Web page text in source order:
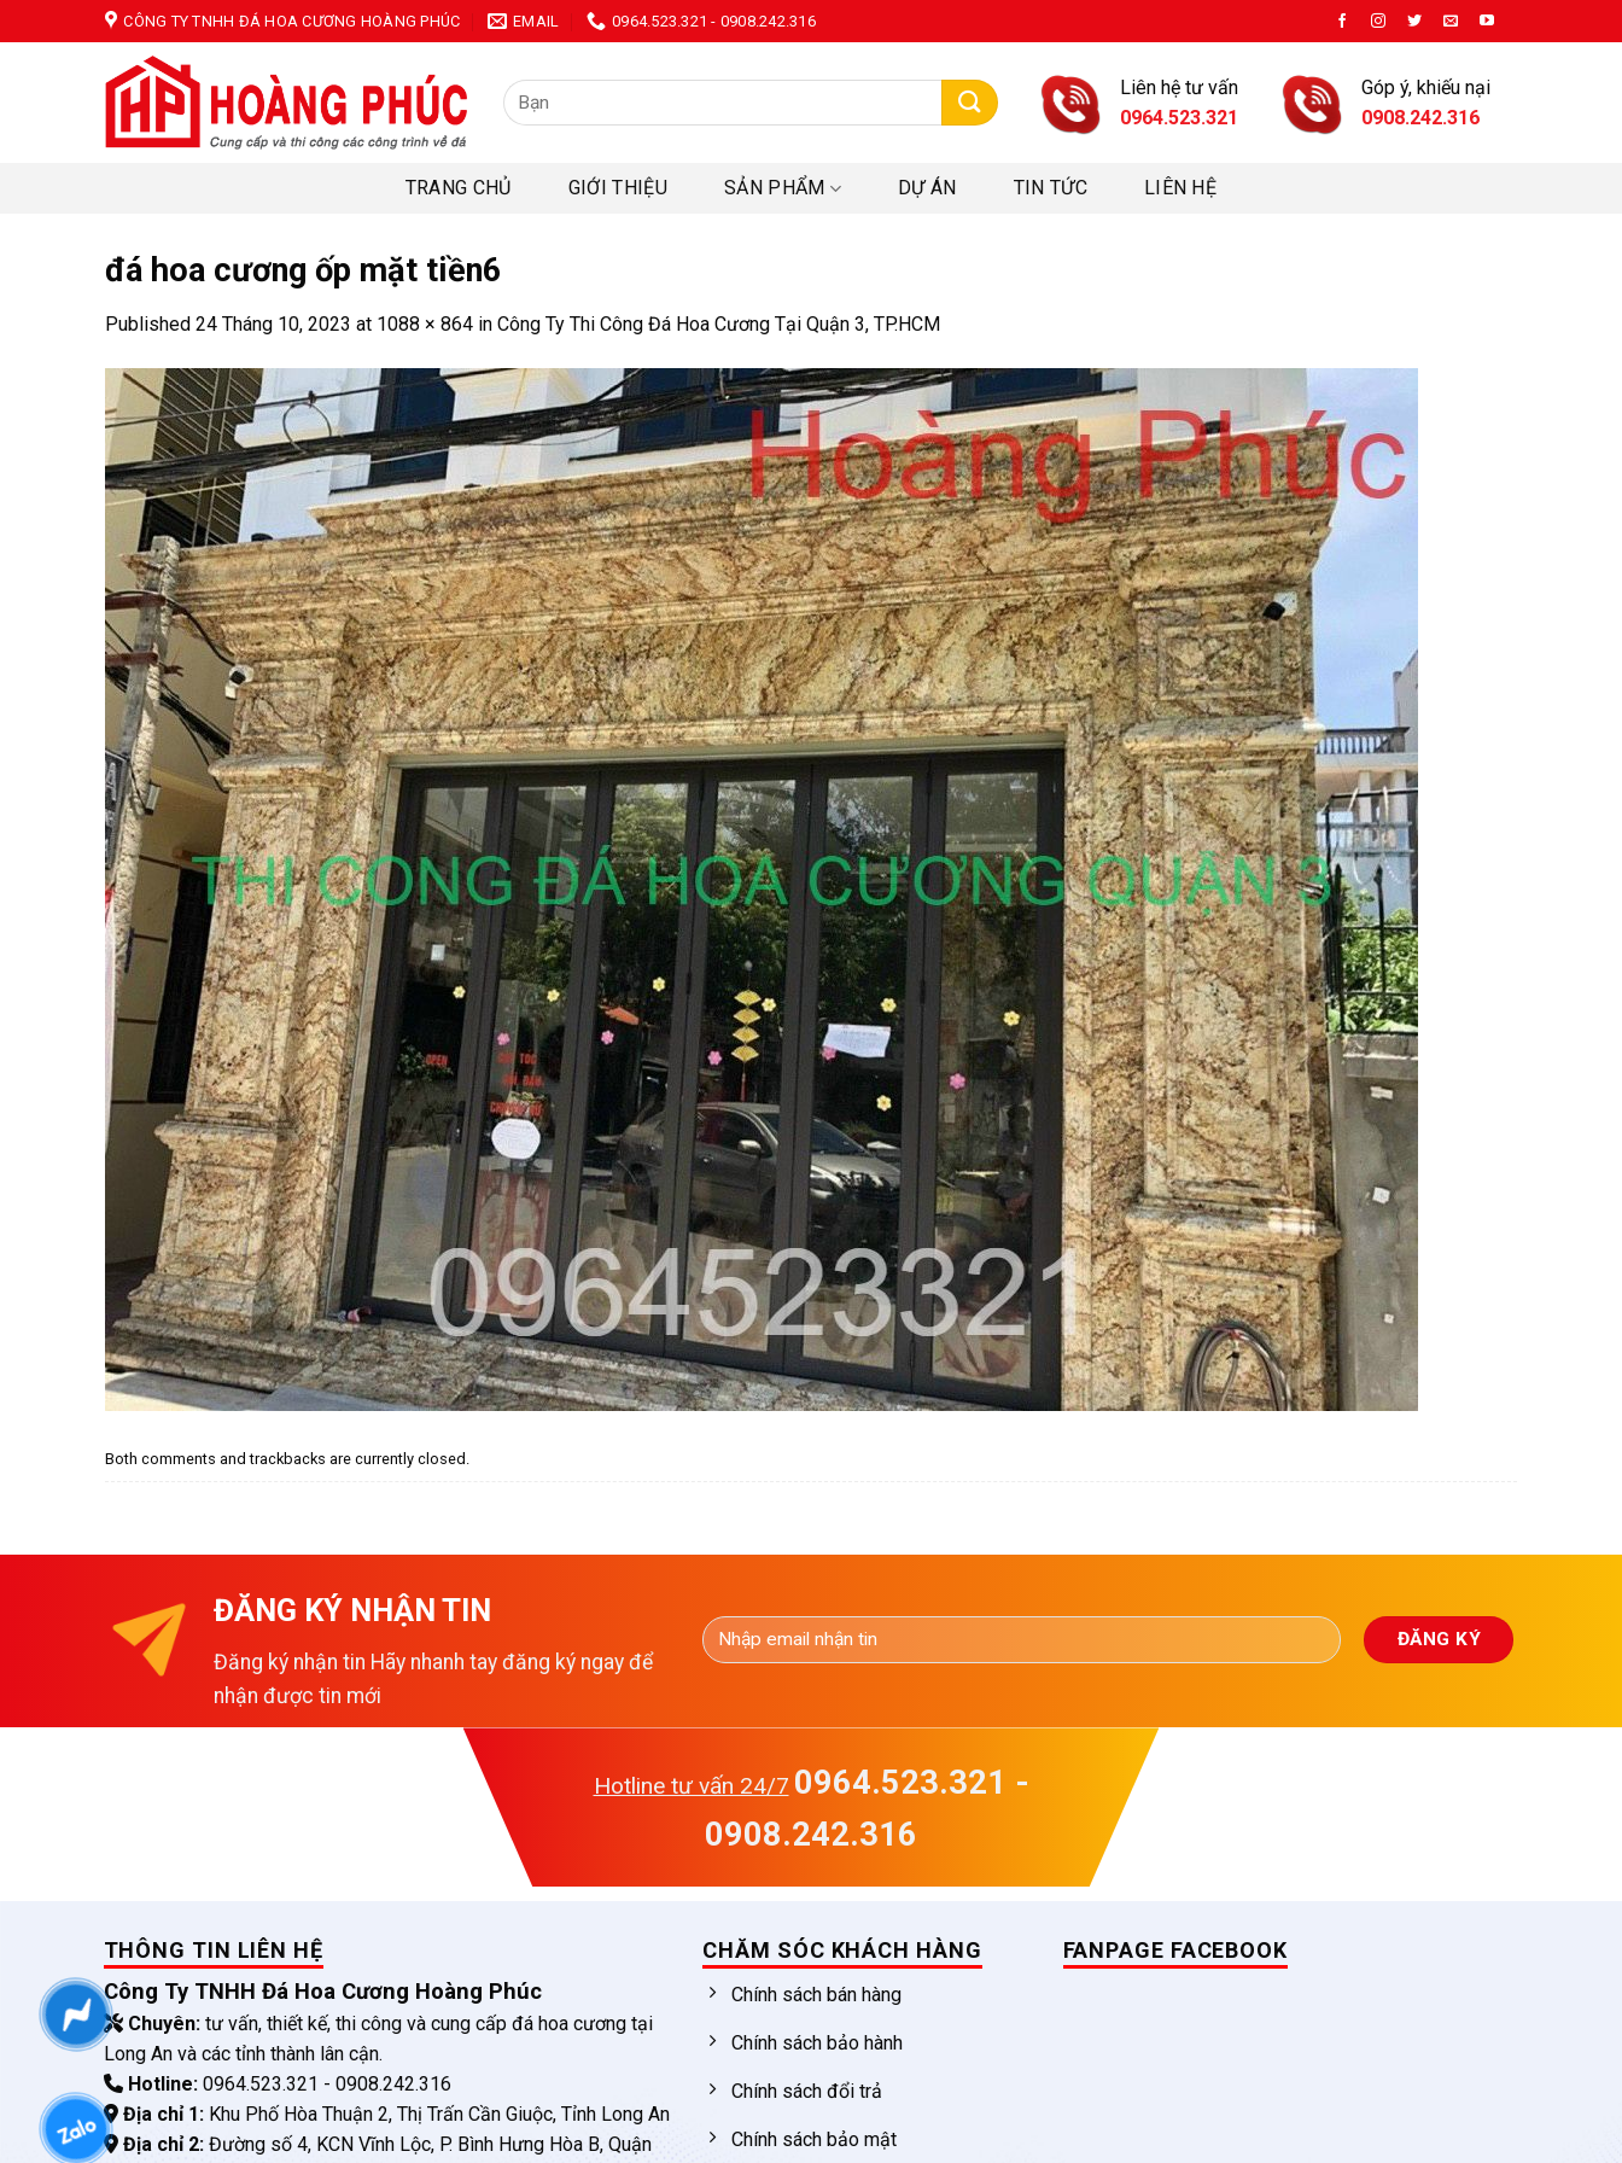
to
CÔNG TY TNHH ĐÁ HOA CƯƠNG HOÀNG PHÚC EMAIL 0964.523.321 - 0908.242.316
Tìm
kiếm:
Liên hệ tư vấn
0964.523.321
Góp ý, khiếu nại
0908.242.316
TRANG CHỦ GIỚI THIỆU SẢN PHẨM DỰ ÁN TIN TỨC LIÊN HỆ
đá hoa cương ốp mặt tiền6
Published 24 Tháng 10, 2023 at 1088 × 864 in Công Ty Thi Công Đá Hoa Cương Tại Quận 3, TP.HCM
Both comments and trackbacks are currently closed.
ĐĂNG KÝ NHẬN TIN
Đăng ký nhận tin Hãy nhanh tay đăng ký ngay để
nhận được tin mới
Hotline tư vấn 24/7 0964.523.321 -
0908.242.316
THÔNG TIN LIÊN HỆ
Công Ty TNHH Đá Hoa Cương Hoàng Phúc
Chuyên:tư vấn, thiết kế, thi công và cung cấp đá hoa cương tại
Long An và các tỉnh thành lân cận.
Hotline:0964.523.321 - 0908.242.316
Địa chỉ 1:Khu Phố Hòa Thuận 2, Thị Trấn Cần Giuộc, Tỉnh Long An
Địa chỉ 2:Đường số 4, KCN Vĩnh Lộc, P. Bình Hưng Hòa B, Quận
CHĂM SÓC KHÁCH HÀNG
Chính sách bán hàng
Chính sách bảo hành
Chính sách đổi trả
Chính sách bảo mật
FANPAGE FACEBOOK